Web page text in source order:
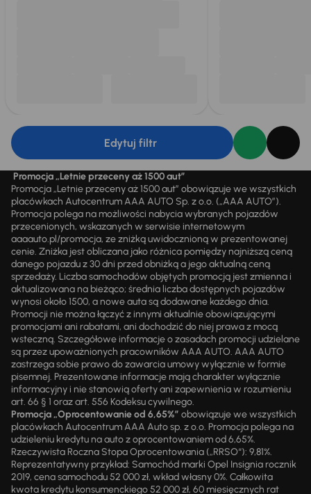
Edytuj filtr
Promocja „Letnie przeceny aż 1500 aut”
Promocja „Letnie przeceny aż 1500 aut” obowiązuje we wszystkich
placówkach Autocentrum AAA AUTO Sp. z o.o. („AAA AUTO”).
Promocja polega na możliwości nabycia wybranych pojazdów
przecenionych, wskazanych w serwisie internetowym
aaaauto.pl/promocja, ze zniżką uwidocznioną w prezentowanej
cenie. Zniżka jest obliczana jako różnica pomiędzy najniższą ceną
danego pojazdu z 30 dni przed obniżką a jego aktualną ceną
sprzedaży. Liczba samochodów objętych promocją jest zmienna i
aktualizowana na bieżąco; średnia liczba dostępnych pojazdów
wynosi około 1500, a nowe auta są dodawane każdego dnia.
Promocji nie można łączyć z innymi aktualnie obowiązującymi
promocjami ani rabatami, ani dochodzić do niej prawa z mocą
wsteczną. Szczegółowe informacje o zasadach promocji udzielane
są przez upoważnionych pracowników AAA AUTO. AAA AUTO
zastrzega sobie prawo do zawarcia umowy wyłącznie w formie
pisemnej. Prezentowane informacje mają charakter wyłącznie
informacyjny i nie stanowią oferty ani zapewnienia w rozumieniu
art. 66 § 1 oraz art. 556 Kodeksu cywilnego.
Promocja „Oprocentowanie od 6,65%” obowiązuje we wszystkich
placówkach Autocentrum AAA Auto sp. z o.o. Promocja polega na
udzieleniu kredytu na auto z oprocentowaniem od 6,65%.
Rzeczywista Roczna Stopa Oprocentowania („RRSO“): 9,81%.
Reprezentatywny przykład: Samochód marki Opel Insignia rocznik
2019, cena samochodu 52 000 zł, wkład własny 0%. Całkowita
kwota kredytu konsumenckiego 52 000 zł, 60 miesięcznych rat